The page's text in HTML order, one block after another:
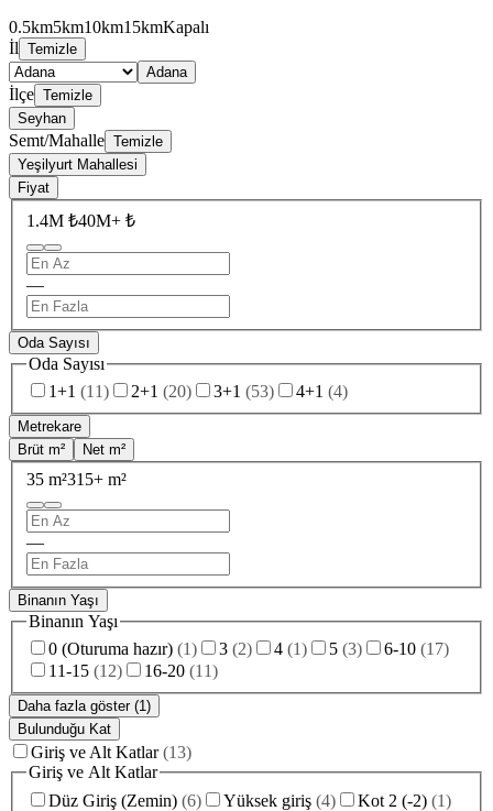
0.5km5km10km15kmKapalı
İl Temizle
Adana
İlçe Temizle
Seyhan
Semt/Mahalle Temizle
Yeşilyurt Mahallesi
Fiyat
1.4M ₺40M+ ₺
—
Oda Sayısı
Oda Sayısı
1+1 (11) 2+1 (20) 3+1 (53) 4+1 (4)
Metrekare
Brüt m²
Net m²
35 m²315+ m²
—
Binanın Yaşı
Binanın Yaşı
0 (Oturuma hazır) (1) 3 (2) 4 (1) 5 (3) 6-10 (17)
11-15 (12) 16-20 (11)
Daha fazla göster (1)
Bulunduğu Kat
Giriş ve Alt Katlar (13)
Giriş ve Alt Katlar
Düz Giriş (Zemin) (6) Yüksek giriş (4) Kot 2 (-2) (1)